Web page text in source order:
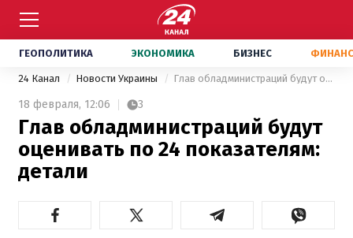
ГЕОПОЛИТИКА ЭКОНОМИКА БИЗНЕС
24 Канал Новости Украины Глав обладминистраций будут оценивать по 24 показателям: детали
18 февраля, 12:06 3
Глав обладминистраций будут
оценивать по 24 показателям:
детали